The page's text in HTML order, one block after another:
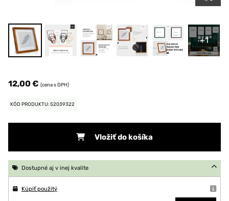
+1
12,00 € (cena s DPH)
KÓD PRODUKTU: 52039322
Vložiť do košíka
Dostupné aj v inej kvalite
Kúpiť použitý